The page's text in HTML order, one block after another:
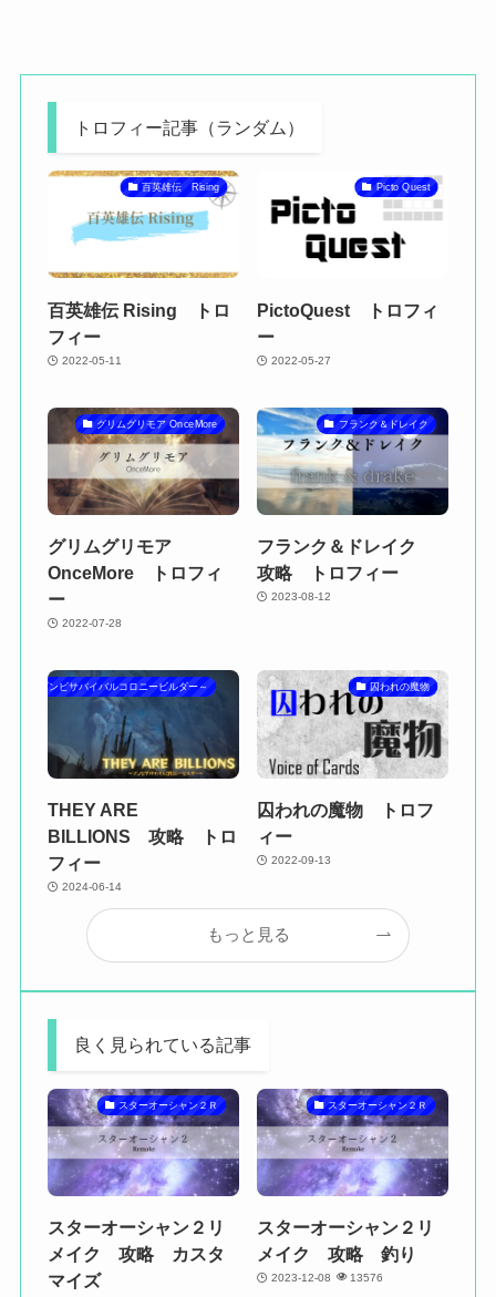
トロフィー記事（ランダム）
百英雄伝 Rising
百英雄伝 Rising トロ
フィー
2022-05-11
Picto Quest
PictoQuest トロフィ
ー
2022-05-27
グリムグリモア OnceMore
グリムグリモア
OnceMore トロフィ
ー
2022-07-28
フランク＆ドレイク
フランク＆ドレイク
攻略 トロフィー
2023-08-12
～ゾンビサバイバルコロニービルダー～
THEY ARE
BILLIONS 攻略 トロ
フィー
2024-06-14
囚われの魔物
囚われの魔物 トロフ
ィー
2022-09-13
もっと見る
良く見られている記事
スターオーシャン２Ｒ
スターオーシャン２リ
メイク 攻略 カスタ
マイズ
スターオーシャン２Ｒ
スターオーシャン２リ
メイク 攻略 釣り
2023-12-08 13576